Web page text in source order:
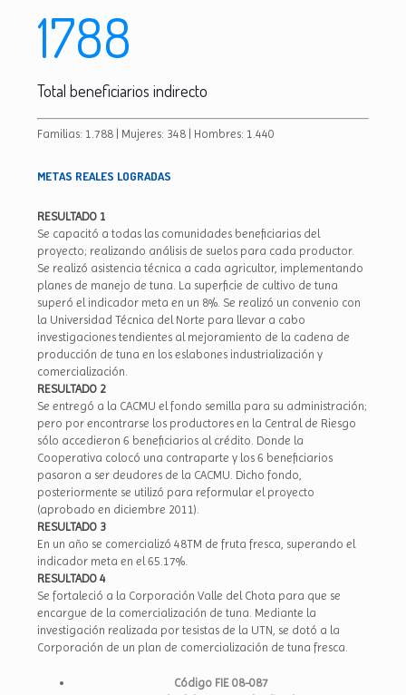
1788
Total beneficiarios indirecto
Familias: 1.788 | Mujeres: 348 | Hombres: 1.440
METAS REALES LOGRADAS
RESULTADO 1
Se capacitó a todas las comunidades beneficiarias del
proyecto; realizando análisis de suelos para cada productor.
Se realizó asistencia técnica a cada agricultor, implementando
planes de manejo de tuna. La superficie de cultivo de tuna
superó el indicador meta en un 8%. Se realizó un convenio con
la Universidad Técnica del Norte para llevar a cabo
investigaciones tendientes al mejoramiento de la cadena de
producción de tuna en los eslabones industrialización y
comercialización.
RESULTADO 2
Se entregó a la CACMU el fondo semilla para su administración;
pero por encontrarse los productores en la Central de Riesgo
sólo accedieron 6 beneficiarios al crédito. Donde la
Cooperativa colocó una contraparte y los 6 beneficiarios
pasaron a ser deudores de la CACMU. Dicho fondo,
posteriormente se utilizó para reformular el proyecto
(aprobado en diciembre 2011).
RESULTADO 3
En un año se comercializó 48TM de fruta fresca, superando el
indicador meta en el 65.17%.
RESULTADO 4
Se fortaleció a la Corporación Valle del Chota para que se
encargue de la comercialización de tuna. Mediante la
investigación realizada por tesistas de la UTN, se dotó a la
Corporación de un plan de comercialización de tuna fresca.
Código FIE 08-087